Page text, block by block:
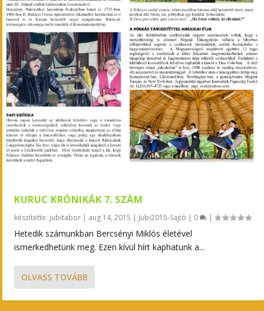
KURUC KRÓNIKÁK 7. SZÁM
készítette: jubitabor aug 14, 2015 Jubi2015-Sajtó 0 |
Hetedik számunkban Bercsényi Miklós életével
ismerkedhetünk meg. Ezen kívül hírt kaphatunk a...
OLVASS TOVÁBB